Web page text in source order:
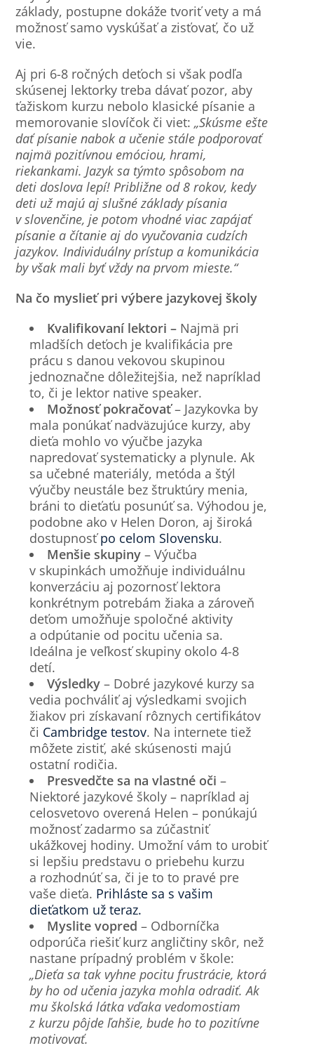
základy, postupne dokáže tvoriť vety a má
možnosť samo vyskúšať a zisťovať, čo už
vie.
Aj pri 6-8 ročných deťoch si však podľa
skúsenej lektorky treba dávať pozor, aby
ťažiskom kurzu nebolo klasické písanie a
memorovanie slovíčok či viet:„Skúsme ešte
dať písanie nabok a učenie stále podporovať
najmä pozitívnou emóciou, hrami,
riekankami. Jazyk sa týmto spôsobom na
deti doslova lepí! Približne od 8 rokov, kedy
deti už majú aj slušné základy písania
v slovenčine, je potom vhodné viac zapájať
písanie a čítanie aj do vyučovania cudzích
jazykov. Individuálny prístup a komunikácia
by však mali byť vždy na prvom mieste.“
Na čo myslieť pri výbere jazykovej školy
Kvalifikovaní lektori – Najmä pri
mladších deťoch je kvalifikácia pre
prácu s danou vekovou skupinou
jednoznačne dôležitejšia, než napríklad
to, či je lektor native speaker.
Možnosť pokračovať– Jazykovka by
mala ponúkať nadväzujúce kurzy, aby
dieťa mohlo vo výučbe jazyka
napredovať systematicky a plynule. Ak
sa učebné materiály, metóda a štýl
výučby neustále bez štruktúry menia,
bráni to dieťaťu posunúť sa. Výhodou je,
podobne ako v Helen Doron, aj široká
dostupnosťpo celom Slovensku.
Menšie skupiny– Výučba
v skupinkách umožňuje individuálnu
konverzáciu aj pozornosť lektora
konkrétnym potrebám žiaka a zároveň
deťom umožňuje spoločné aktivity
a odpútanie od pocitu učenia sa.
Ideálna je veľkosť skupiny okolo 4-8
detí.
Výsledky– Dobré jazykové kurzy sa
vedia pochváliť aj výsledkami svojich
žiakov pri získavaní rôznych certifikátov
či Cambridge testov. Na internete tiež
môžete zistiť, aké skúsenosti majú
ostatní rodičia.
Presvedčte sa na vlastné oči–
Niektoré jazykové školy – napríklad aj
celosvetovo overená Helen – ponúkajú
možnosť zadarmo sa zúčastniť
ukážkovej hodiny. Umožní vám to urobiť
si lepšiu predstavu o priebehu kurzu
a rozhodnúť sa, či je to to pravé pre
vaše dieťa. Prihláste sa s vašim
dieťatkom už teraz.
Myslite vopred– Odborníčka
odporúča riešiť kurz angličtiny skôr, než
nastane prípadný problém v škole:
„Dieťa sa tak vyhne pocitu frustrácie, ktorá
by ho od učenia jazyka mohla odradiť. Ak
mu školská látka vďaka vedomostiam
z kurzu pôjde ľahšie, bude ho to pozitívne
motivovať.